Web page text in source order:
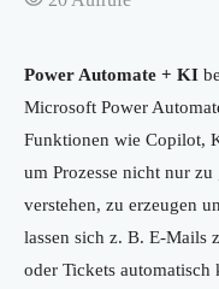
Power Automate + KI
Microsoft Power
Funktionen wie Copilot,
um Prozesse nicht nur
verstehen, zu erzeugen
lassen sich z. B. E-Mails
oder Tickets